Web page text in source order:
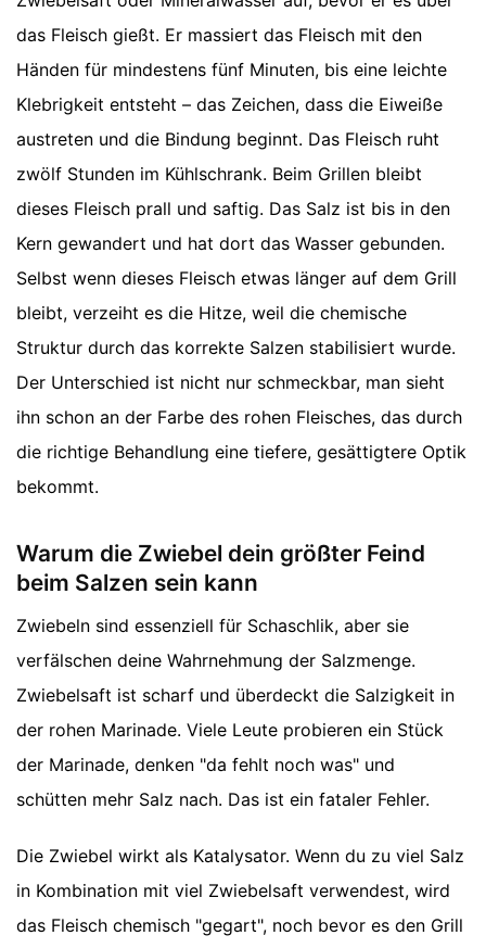
das Fleisch gießt. Er massiert das Fleisch mit den
Händen für mindestens fünf Minuten, bis eine leichte
Klebrigkeit entsteht – das Zeichen, dass die Eiweiße
austreten und die Bindung beginnt. Das Fleisch ruht
zwölf Stunden im Kühlschrank. Beim Grillen bleibt
dieses Fleisch prall und saftig. Das Salz ist bis in den
Kern gewandert und hat dort das Wasser gebunden.
Selbst wenn dieses Fleisch etwas länger auf dem Grill
bleibt, verzeiht es die Hitze, weil die chemische
Struktur durch das korrekte Salzen stabilisiert wurde.
Der Unterschied ist nicht nur schmeckbar, man sieht
ihn schon an der Farbe des rohen Fleisches, das durch
die richtige Behandlung eine tiefere, gesättigtere Optik
bekommt.
Warum die Zwiebel dein größter Feind
beim Salzen sein kann
Zwiebeln sind essenziell für Schaschlik, aber sie
verfälschen deine Wahrnehmung der Salzmenge.
Zwiebelsaft ist scharf und überdeckt die Salzigkeit in
der rohen Marinade. Viele Leute probieren ein Stück
der Marinade, denken "da fehlt noch was" und
schütten mehr Salz nach. Das ist ein fataler Fehler.
Die Zwiebel wirkt als Katalysator. Wenn du zu viel Salz
in Kombination mit viel Zwiebelsaft verwendest, wird
das Fleisch chemisch "gegart", noch bevor es den Grill